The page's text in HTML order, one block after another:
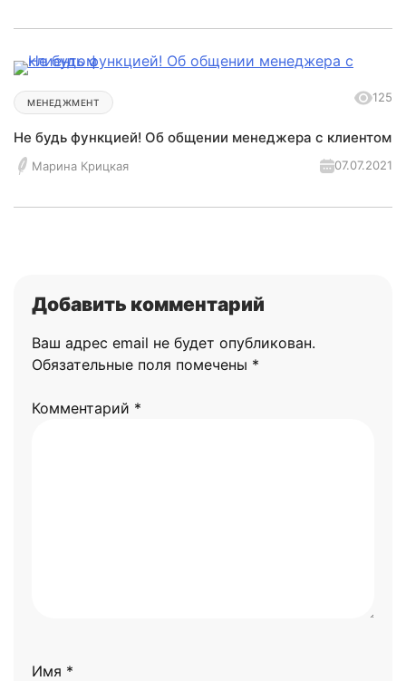
МЕНЕДЖМЕНТ 125
Не будь функцией! Об общении менеджера с клиентом
Марина Крицкая 07.07.2021
Добавить комментарий
Ваш адрес email не будет опубликован.
Обязательные поля помечены *
Комментарий *
Имя *